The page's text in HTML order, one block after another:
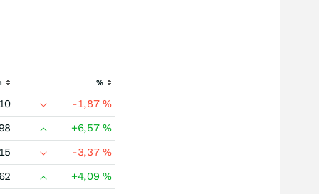
%
-1,87%
+6,57%
-3,37%
+4,09%